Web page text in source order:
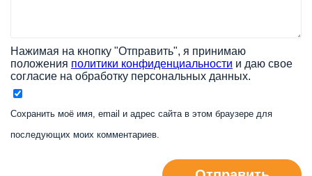
Нажимая на кнопку "Отправить", я принимаю
положения политики конфиденциальности и даю свое
согласие на обработку персональных данных.
Сохранить моё имя, email и адрес сайта в этом браузере для
последующих моих комментариев.